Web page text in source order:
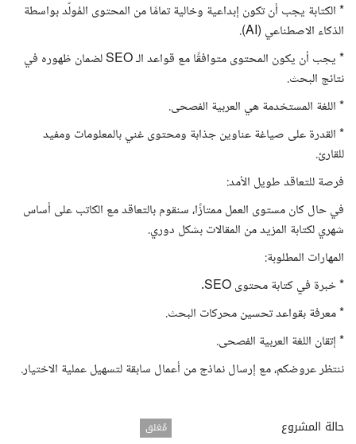
* الكتابة يجب أن تكون إبداعية وخالية تمامًا من المحتوى المُولّد بواسطة
الذكاء الاصطناعي (AI).
* يجب أن يكون المحتوى متوافقًا مع قواعد الـ SEO لضمان ظهوره في
نتائج البحث.
* اللغة المستخدمة هي العربية الفصحى.
* القدرة على صياغة عناوين جذابة ومحتوى غني بالمعلومات ومفيد
للقارئ.
فرصة للتعاقد طويل الأمد:
في حال كان مستوى العمل ممتازًا، سنقوم بالتعاقد مع الكاتب على أساس
شهري لكتابة المزيد من المقالات بشكل دوري.
المهارات المطلوبة:
* خبرة في كتابة محتوى SEO.
* معرفة بقواعد تحسين محركات البحث.
* إتقان اللغة العربية الفصحى.
ننتظر عروضكم، مع إرسال نماذج من أعمال سابقة لتسهيل عملية الاختيار.
حالة المشروع مُغلق